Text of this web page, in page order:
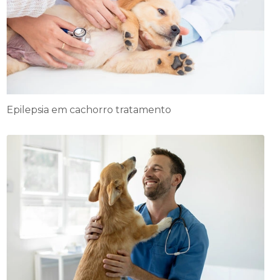
Epilepsia em cachorro tratamento